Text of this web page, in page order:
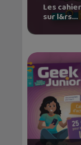
Les
sur l&rs...